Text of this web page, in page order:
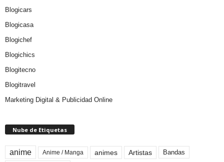
Blogicars
Blogicasa
Blogichef
Blogichics
Blogitecno
Blogitravel
Marketing Digital & Publicidad Online
Nube de Etiquetas
anime Anime / Manga animes Artistas Bandas